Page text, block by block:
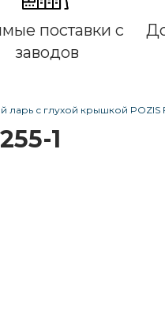
поставки с
заводов
с глухой крышкой POZIS
1